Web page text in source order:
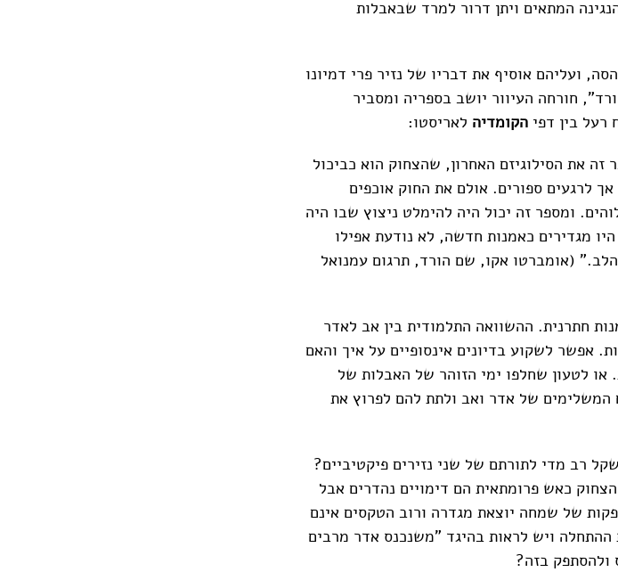
המתאים ויתן דרור למרד שבאבלות
ועליהם אוסיף את דבריו של נזיר פרי דמיונו
חורחה העיוור יושב בספריה ומסביר
רעל בין דפי הקומדיה לאריסטו:
את הסילוגיזם האחרון, שהצחוק הוא כביכול
לרגעים ספורים. אולם את החוק אוכפים
ומספר זה יכול היה להימלט ניצוץ שבו היה
מגדירים כאמנות חדשה, לא נודעת אפילו
(אומברטו אקו, שם הורד, תרגום עמנואל
חתרנית. ההשוואה התלמודית בין אב לאדר
אפשר לשקוע בדיונים אינסופיים על איך והאם
לטעון שחלפו ימי הזוהר של האבלות של
המשלימים של אדר ואב ולתת להם לפרוץ את
רב מדי לתורתם של שני נזירים פיקטיביים?
כאש פרומתאית הם דימויים נהדרים אבל
של שמחה יוצאת מגדרה ורוב הטקסים אינם
ההתחלה ויש לראות בהיגד "משנכנס אדר מרבים
בזה?